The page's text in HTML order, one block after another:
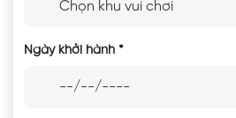
Ngày khởi hành *